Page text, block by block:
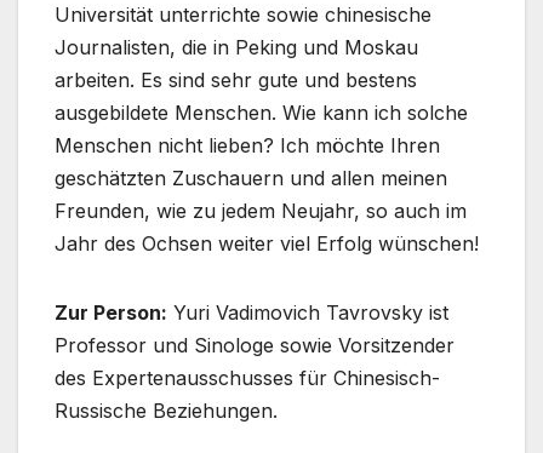
Universität unterrichte sowie chinesische
Journalisten, die in Peking und Moskau
arbeiten. Es sind sehr gute und bestens
ausgebildete Menschen. Wie kann ich solche
Menschen nicht lieben? Ich möchte Ihren
geschätzten Zuschauern und allen meinen
Freunden, wie zu jedem Neujahr, so auch im
Jahr des Ochsen weiter viel Erfolg wünschen!
Zur Person: Yuri Vadimovich Tavrovsky ist
Professor und Sinologe sowie Vorsitzender
des Expertenausschusses für Chinesisch-
Russische Beziehungen.